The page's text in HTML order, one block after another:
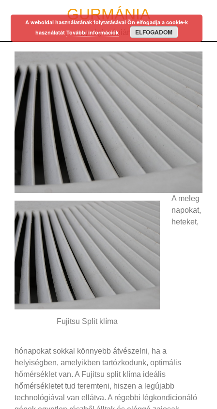
GURMÁNIA
egy régi mániám…
Fujitsu Split klíma
A meleg
napokat,
heteket,
hónapokat sokkal könnyebb átvészelni, ha a
helyiségben, amelyikben tartózkodunk, optimális
hőmérséklet van. A Fujitsu split klíma ideális
hőmérsékletet tud teremteni, hiszen a legújabb
technológiával van ellátva. A régebbi légkondicionáló
A weboldal használatának folytatásával Ön elfogadja a cookie-k
használatát További információk ELFOGADOM